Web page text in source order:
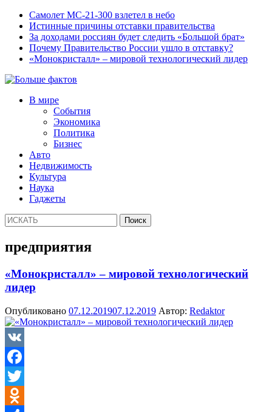
Самолет МС-21-300 взлетел в небо
Истинные причины отставки правительства
За доходами россиян будет следить «Большой брат»
Почему Правительство России ушло в отставку?
«Монокристалл» – мировой технологический лидер
В мире
События
Экономика
Политика
Бизнес
Авто
Недвижимость
Культура
Наука
Гаджеты
предприятия
«Монокристалл» – мировой технологический
лидер
Опубликовано 07.12.201907.12.2019 Автор: Redaktor
VK
Facebook
Twitter